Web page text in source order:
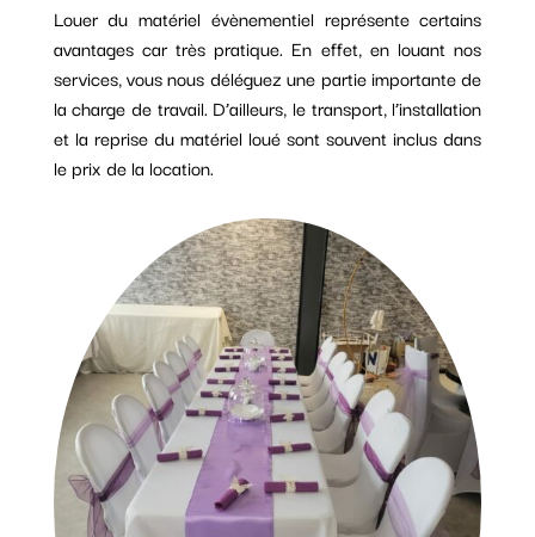
Louer du matériel évènementiel représente certains
avantages car très pratique. En effet, en louant nos
services, vous nous déléguez une partie importante de
la charge de travail. D’ailleurs, le transport, l’installation
et la reprise du matériel loué sont souvent inclus dans
le prix de la location.